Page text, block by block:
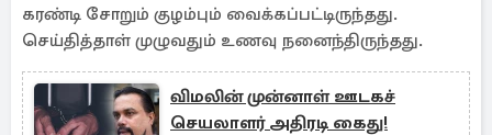
கரண்டி சோறும் குழம்பும் வைக்கப்பட்டிருந்தது.
செய்தித்தாள் முழுவதும் உணவு நனைந்திருந்தது.
விமலின் முன்னாள் ஊடகச்
செயலாளர் அதிரடி கைது!